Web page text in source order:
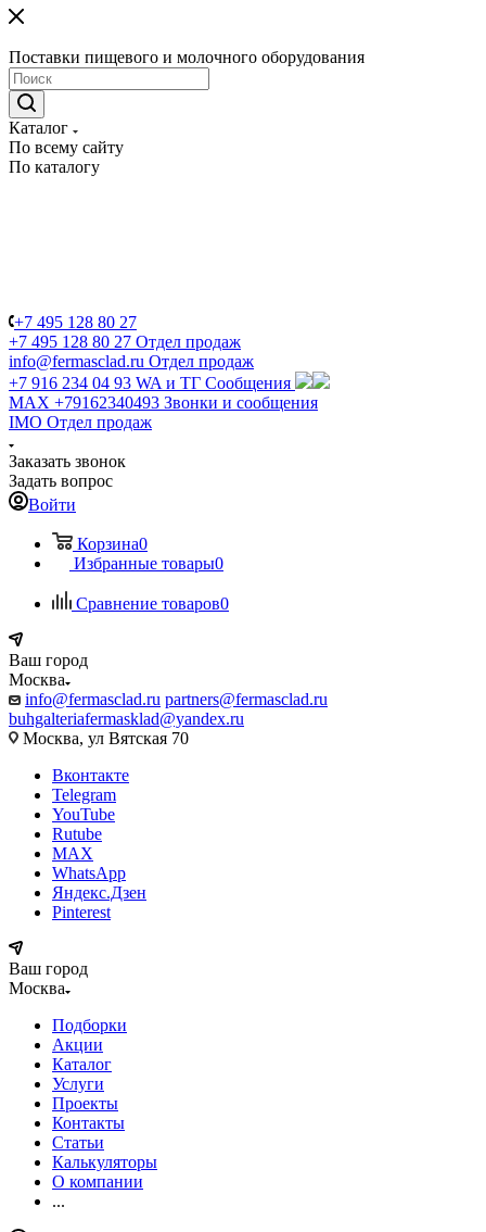
Поставки пищевого и молочного оборудования
Каталог
По всему сайту
По каталогу
+7 495 128 80 27
+7 495 128 80 27 Отдел продаж
info@fermasclad.ru Отдел продаж
+7 916 234 04 93 WA и ТГ Сообщения
MAX +79162340493 Звонки и сообщения
IMO Отдел продаж
Заказать звонок
Задать вопрос
Войти
Корзина0
Избранные товары0
Сравнение товаров0
Ваш город
Москва
info@fermasclad.ru partners@fermasclad.ru
buhgalteriafermasklad@yandex.ru
Москва, ул Вятская 70
Вконтакте
Telegram
YouTube
Rutube
MAX
WhatsApp
Яндекс.Дзен
Pinterest
Ваш город
Москва
Подборки
Акции
Каталог
Услуги
Проекты
Контакты
Статьи
Калькуляторы
О компании
...